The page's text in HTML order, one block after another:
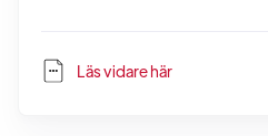
Läs vidare här